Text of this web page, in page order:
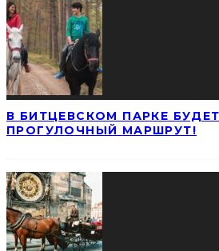
В БИТЦЕВСКОМ ПАРКЕ
ПРОГУЛОЧНЫЙ МАРШРУТ!